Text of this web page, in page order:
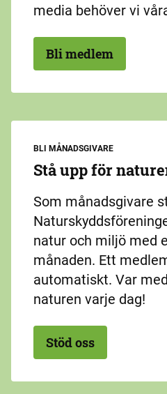
media behöver vi
Bli medlem
BLI MÅNADSGIVARE
Stå upp för
Som månadsgivare
natur och miljö med
månaden. Ett
automatiskt. Var
naturen varje dag!
Stöd oss